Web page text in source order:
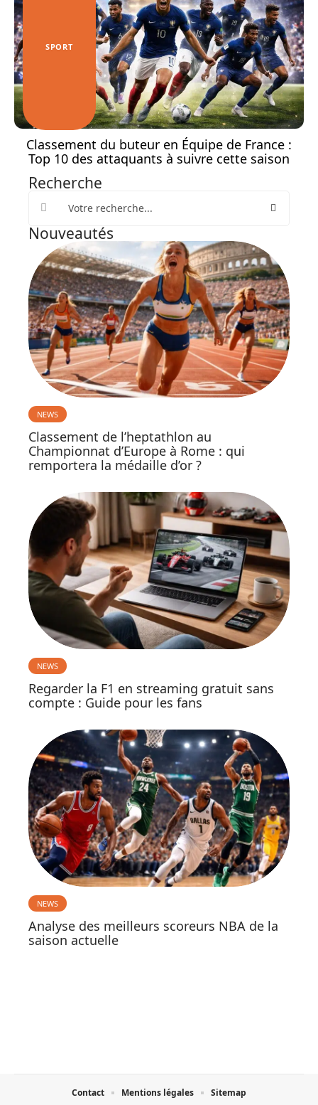
SPORT
Classement du buteur en Équipe de France :
Top 10 des attaquants à suivre cette saison
Recherche
Nouveautés
NEWS
Classement de l’heptathlon au
Championnat d’Europe à Rome : qui
remportera la médaille d’or ?
NEWS
Regarder la F1 en streaming gratuit sans
compte : Guide pour les fans
NEWS
Analyse des meilleurs scoreurs NBA de la
saison actuelle
Contact Mentions légales Sitemap